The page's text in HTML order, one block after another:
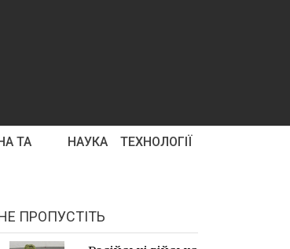
ТА
НАУКА ТЕХНОЛОГІЇ
ПРОПУСТІТЬ